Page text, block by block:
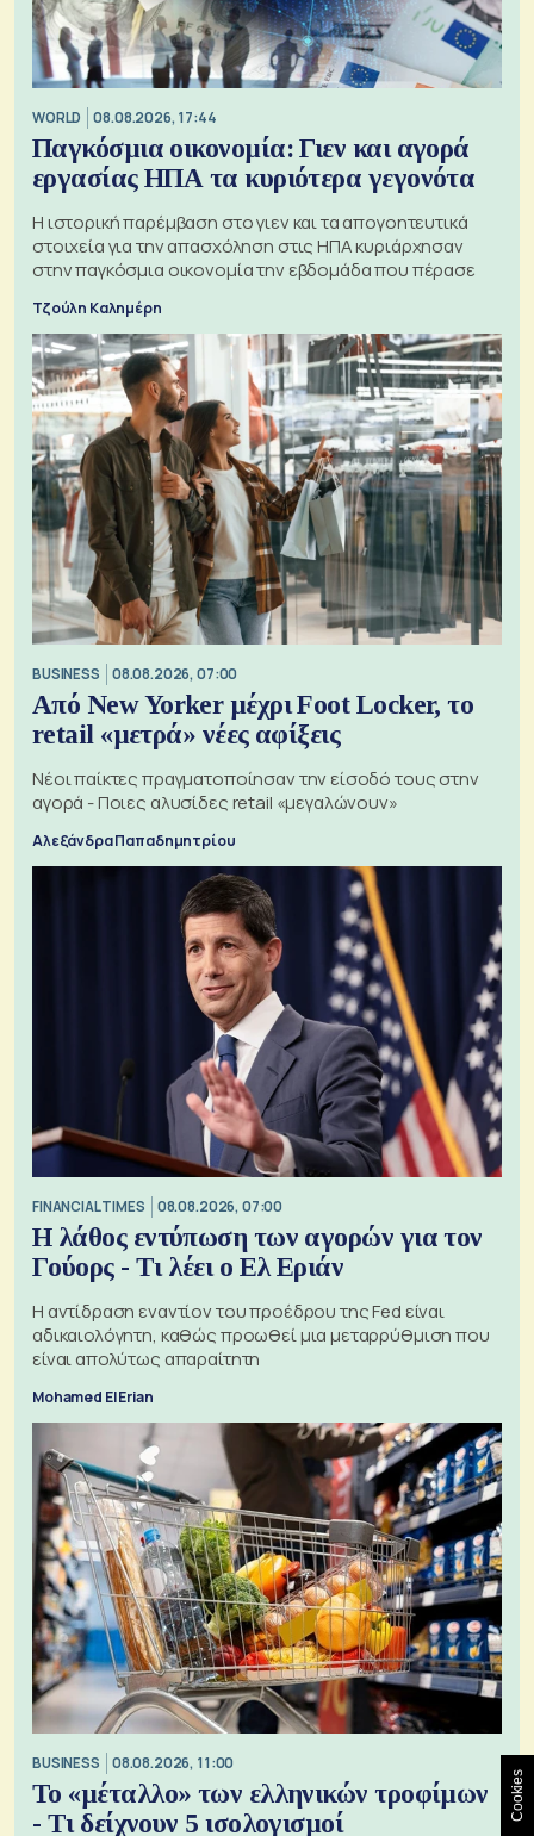
WORLD 08.08.2026, 17:44
Παγκόσμια οικονομία: Γιεν και αγορά
εργασίας ΗΠΑ τα κυριότερα γεγονότα
Η ιστορική παρέμβαση στο γιεν και τα απογοητευτικά
στοιχεία για την απασχόληση στις ΗΠΑ κυριάρχησαν
στην παγκόσμια οικονομία την εβδομάδα που πέρασε
Τζούλη Καλημέρη
BUSINESS 08.08.2026, 07:00
Από New Yorker μέχρι Foot Locker, το
retail «μετρά» νέες αφίξεις
Νέοι παίκτες πραγματοποίησαν την είσοδό τους στην
αγορά - Ποιες αλυσίδες retail «μεγαλώνουν»
Αλεξάνδρα Παπαδημητρίου
FINANCIAL TIMES 08.08.2026, 07:00
Η λάθος εντύπωση των αγορών για τον
Γούορς - Τι λέει ο Ελ Εριάν
Η αντίδραση εναντίον του προέδρου της Fed είναι
αδικαιολόγητη, καθώς προωθεί μια μεταρρύθμιση που
είναι απολύτως απαραίτητη
Mohamed El Erian
BUSINESS 08.08.2026, 11:00
Το «μέταλλο» των ελληνικών τροφίμων
- Τι δείχνουν 5 ισολογισμοί
Cookies